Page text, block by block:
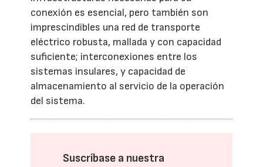
conexión es esencial, pero también son
imprescindibles una red de transporte
eléctrico robusta, mallada y con capacidad
suficiente; interconexiones entre los
sistemas insulares, y capacidad de
almacenamiento al servicio de la operación
del sistema.
Suscríbase a nuestra